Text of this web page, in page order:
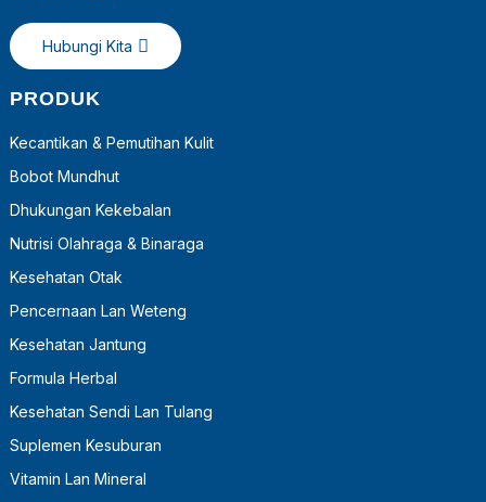
Hubungi Kita
PRODUK
Kecantikan & Pemutihan Kulit
Bobot Mundhut
Dhukungan Kekebalan
Nutrisi Olahraga & Binaraga
Kesehatan Otak
Pencernaan Lan Weteng
Kesehatan Jantung
Formula Herbal
Kesehatan Sendi Lan Tulang
Suplemen Kesuburan
Vitamin Lan Mineral